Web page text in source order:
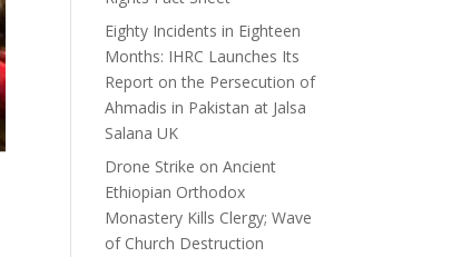
Eighty Incidents in Eighteen
Months: IHRC Launches Its
Report on the Persecution of
Ahmadis in Pakistan at Jalsa
Salana UK
Drone Strike on Ancient
Ethiopian Orthodox
Monastery Kills Clergy; Wave
of Church Destruction